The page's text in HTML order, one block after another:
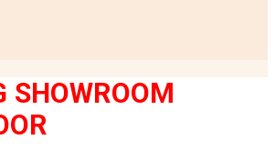
SHOWROOM